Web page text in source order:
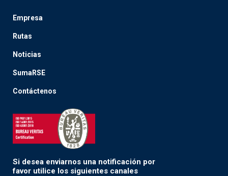
Empresa
Rutas
Noticias
SumaRSE
Contáctenos
Si desea enviarnos una notificación por
favor utilice los siguientes canales